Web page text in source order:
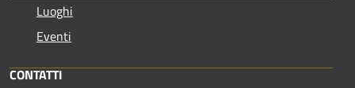
Luoghi
Eventi
CONTATTI